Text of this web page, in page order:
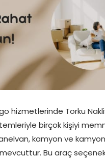
hizmetlerinde Torku
birçok kişiyi
kamyon ve
Bu araç